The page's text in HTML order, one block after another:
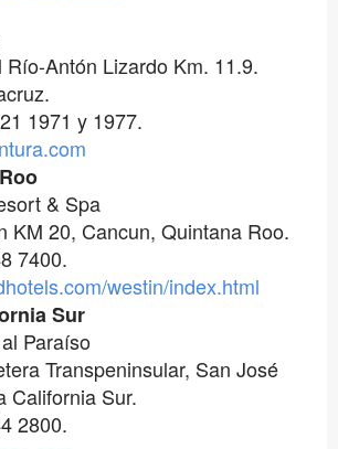
Río-Antón Lizardo Km. 11.9.
1971 y 1977.
& Spa
KM 20, Cancun, Quintana Roo.
7400.
westin/index.html
Sur
Paraíso
Transpeninsular, San José
California Sur.
2800.